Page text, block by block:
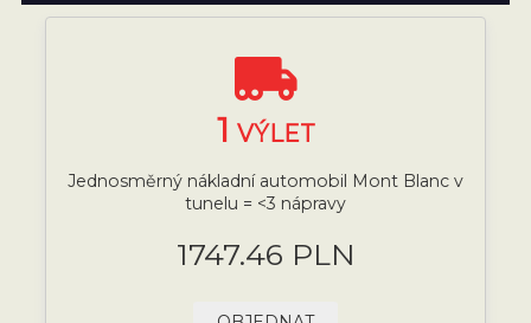
1 VÝLET
Jednosměrný nákladní automobil Mont Blanc v
tunelu = <3 nápravy
1747.46 PLN